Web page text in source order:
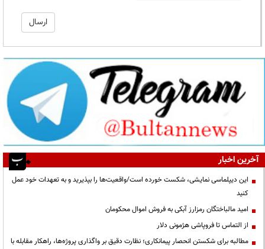
آخرین اخبار
این دیپلماسی نمایشی، شکست خورده است/واقعیت‌ها را بپذیرید و به تعهدات خود عمل
کنید
امید مالباختگان رمزارز آبکی به فروش اموال محکومان
از التماس تا فروپاشی هژمونی دلار
مطالبه برای شکستن انحصار پیمانکاری؛ نظارت دقیق بر واگذاری پروژه‌ها، راهکار مقابله با